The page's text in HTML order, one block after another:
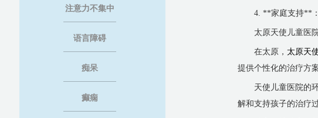
注意力不集中
语言障碍
痴呆
癫痫
4. **家庭支持**
太原天使儿童医
在太原， 太原天
提供个性化的治疗方
天使儿童医院的
解和支持孩子的治疗过